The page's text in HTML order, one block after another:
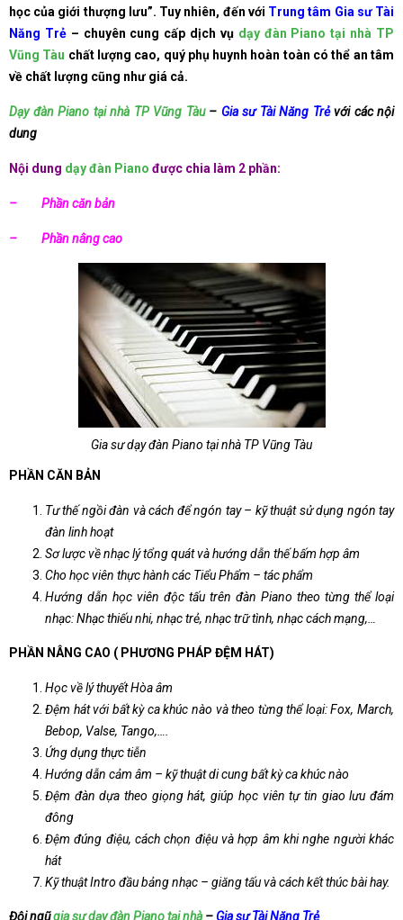
học của giới thượng lưu”. Tuy nhiên, đến với Trung tâm Gia sư Tài
Năng Trẻ– chuyên cung cấp dịch vụ dạy đàn Piano tại nhà TP
Vũng Tàu chất lượng cao, quý phụ huynh hoàn toàn có thể an tâm
về chất lượng cũng như giá cả.
Dạy đàn Piano tại nhà TP Vũng Tàu – Gia sư Tài Năng Trẻvới các nội
dung
Nội dung dạy đàn Piano được chia làm 2 phần:
– Phần căn bản
– Phần nâng cao
Gia sư dạy đàn Piano tại nhà TP Vũng Tàu
PHẦN CĂN BẢN
Tư thế ngồi đàn và cách để ngón tay – kỹ thuật sử dụng ngón tay
đàn linh hoạt
Sơ lược về nhạc lý tổng quát và hướng dẫn thế bấm hợp âm
Cho học viên thực hành các Tiểu Phẩm – tác phẩm
Hướng dẫn học viên độc tấu trên đàn Piano theo từng thể loại
nhạc: Nhạc thiếu nhi, nhạc trẻ, nhạc trữ tình, nhạc cách mạng,…
PHẦN NÂNG CAO ( PHƯƠNG PHÁP ĐỆM HÁT)
Học về lý thuyết Hòa âm
Đệm hát với bất kỳ ca khúc nào và theo từng thể loại: Fox, March,
Bebop, Valse, Tango,….
Ứng dụng thực tiễn
Hướng dẫn cảm âm – kỹ thuật di cung bất kỳ ca khúc nào
Đệm đàn dựa theo giọng hát, giúp học viên tự tin giao lưu đám
đông
Đệm đúng điệu, cách chọn điệu và hợp âm khi nghe người khác
hát
Kỹ thuật Intro đầu bảng nhạc – giăng tấu và cách kết thúc bài hay.
Đội ngũgia sư dạy đàn Piano tại nhà – Gia sư Tài Năng Trẻ